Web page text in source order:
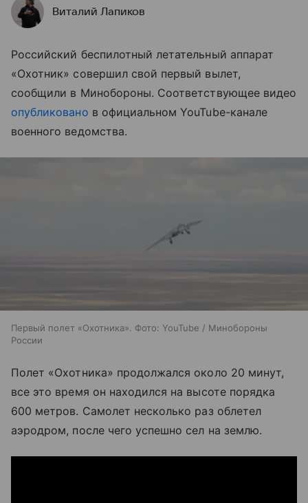
Виталий Лапиков
Российский беспилотный летательный аппарат
«Охотник» совершил свой первый вылет,
сообщили в Минобороны. Соответствующее видео
опубликовано в официальном YouTube-канале
военного ведомства.
Первый полет «Охотника». Фото: YouTube / Минобороны
России
Полет «Охотника» продолжался около 20 минут,
все это время он находился на высоте порядка
600 метров. Самолет несколько раз облетел
аэродром, после чего успешно сел на землю.